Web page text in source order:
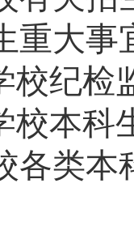
重大事
纪检
本科
各类本